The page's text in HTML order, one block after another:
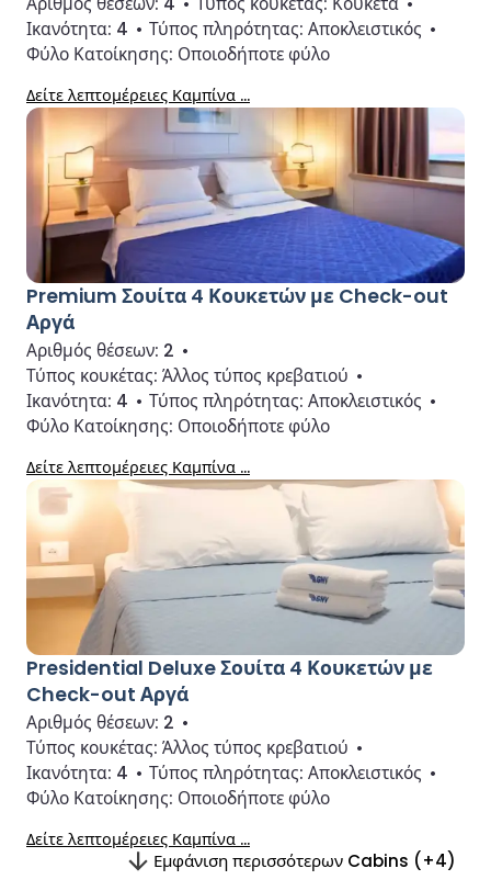
Ικανότητα: 4 • Τύπος πληρότητας:Αποκλειστικός •
Φύλο Κατοίκησης: Οποιοδήποτε φύλο
Δείτε λεπτομέρειες Καμπίνα ...
Premium Σουίτα 4 Κουκετών με Check-out
Αργά
Αριθμός θέσεων: 2 •
Τύπος κουκέτας: Άλλος τύπος κρεβατιού •
Ικανότητα: 4 • Τύπος πληρότητας:Αποκλειστικός •
Φύλο Κατοίκησης: Οποιοδήποτε φύλο
Δείτε λεπτομέρειες Καμπίνα ...
Presidential Deluxe Σουίτα 4 Κουκετών με
Check-out Αργά
Αριθμός θέσεων: 2 •
Τύπος κουκέτας: Άλλος τύπος κρεβατιού •
Ικανότητα: 4 • Τύπος πληρότητας:Αποκλειστικός •
Φύλο Κατοίκησης: Οποιοδήποτε φύλο
Δείτε λεπτομέρειες Καμπίνα ...
Εμφάνιση περισσότερων Cabins (+4)